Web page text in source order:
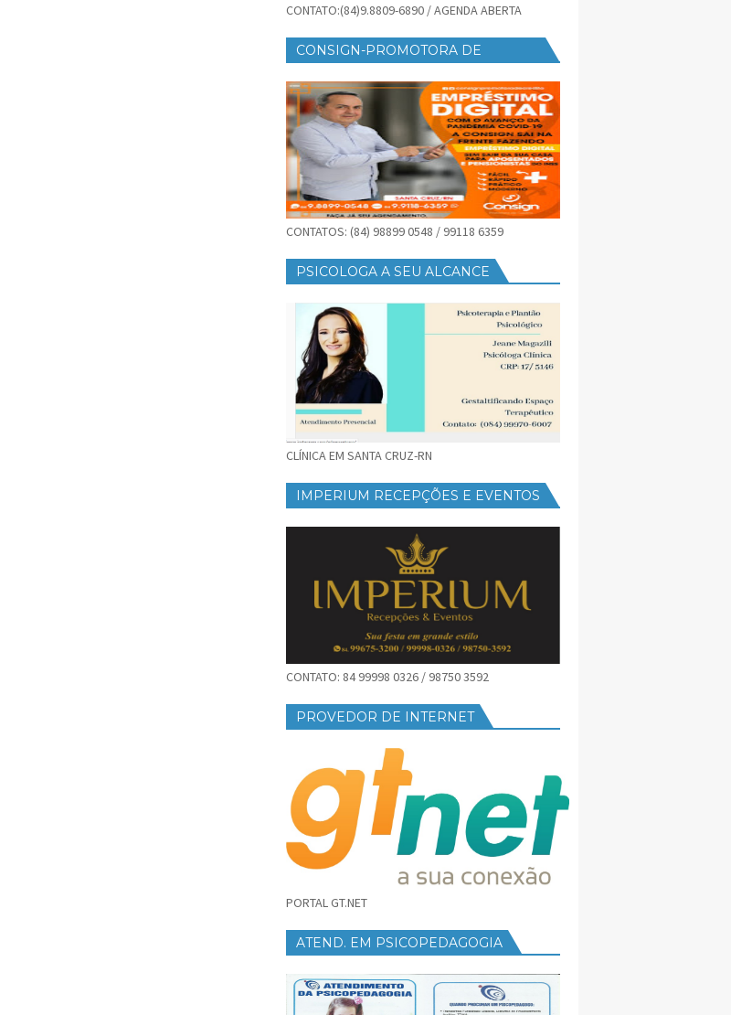
CONTATO:(84)9.8809-6890 / AGENDA ABERTA
CONSIGN-PROMOTORA DE
CONTATOS: (84) 98899 0548 / 99118 6359
PSICOLOGA A SEU ALCANCE
CLÍNICA EM SANTA CRUZ-RN
IMPERIUM RECEPÇÕES E EVENTOS
CONTATO: 84 99998 0326 / 98750 3592
PROVEDOR DE INTERNET
PORTAL GT.NET
ATEND. EM PSICOPEDAGOGIA